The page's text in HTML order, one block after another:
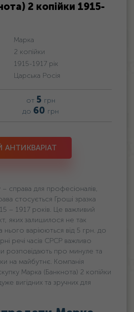
2 копійки 1915-
Марка
2 копійки
1915-1917 рік
Царська Росія
от 5 грн
до 60 грн
АНТИКВАРІАТ
– справа для професіоналів,
стосується Гроші зразка
– 1917 років. Це важливий
яких залишилося не так
нього варіюються від 5 грн. дo
речі часів СРСР важливо
розповідають про минуле та
на майбутнє. Компанія
Марка (Банкнота) 2 копійки
вигідних та зручних для